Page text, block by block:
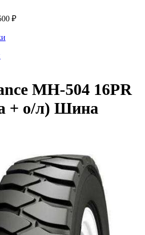
₽
MH-504 16PR
+ о/л) Шина